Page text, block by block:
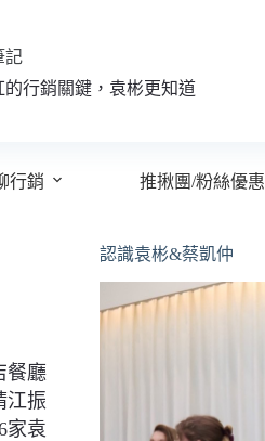
記
行銷關鍵，袁彬更知道
行銷 推揪團/粉絲優惠
餐廳
江振
家袁
認識袁彬&蔡凱仲